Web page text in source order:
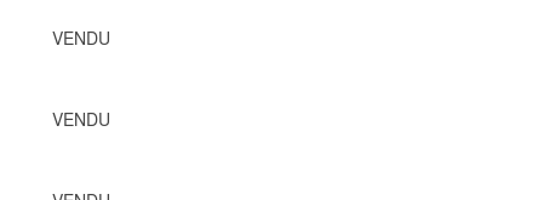
VENDU
VENDU